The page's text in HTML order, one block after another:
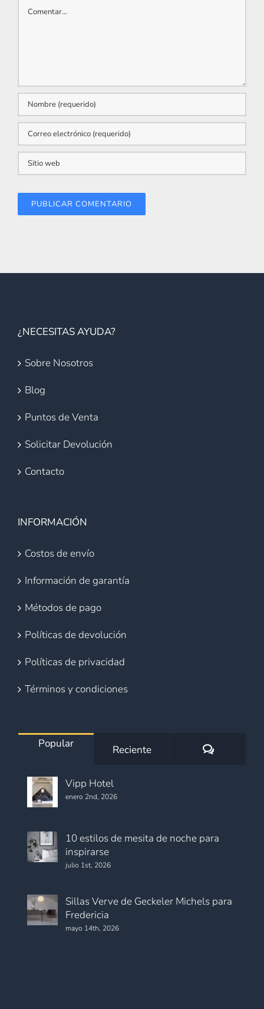
Comentar
¿NECESITAS AYUDA?
Sobre Nosotros
Blog
Puntos de Venta
Solicitar Devolución
Contacto
INFORMACIÓN
Costos de envío
Información de garantía
Métodos de pago
Políticas de devolución
Políticas de privacidad
Términos y condiciones
Popular Reciente
Vipp Hotel
enero 2nd, 2026
10 estilos de mesita de noche para
inspirarse
julio 1st, 2026
Sillas Verve de Geckeler Michels para
Fredericia
mayo 14th, 2026